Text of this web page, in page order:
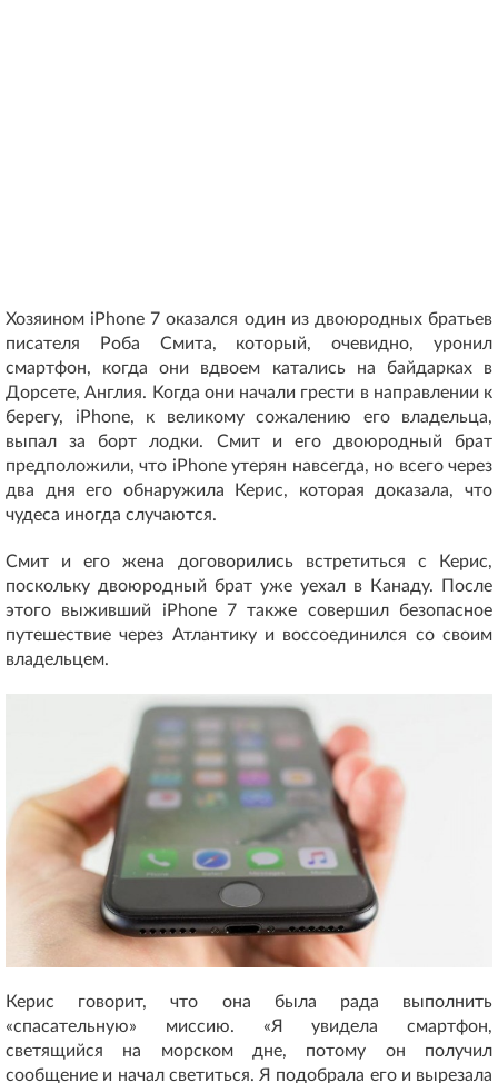
Хозяином iPhone 7 оказался один из двоюродных братьев
писателя Роба Смита, который, очевидно, уронил
смартфон, когда они вдвоем катались на байдарках в
Дорсете, Англия. Когда они начали грести в направлении к
берегу, iPhone, к великому сожалению его владельца,
выпал за борт лодки. Смит и его двоюродный брат
предположили, что iPhone утерян навсегда, но всего через
два дня его обнаружила Керис, которая доказала, что
чудеса иногда случаются.
Смит и его жена договорились встретиться с Керис,
поскольку двоюродный брат уже уехал в Канаду. После
этого выживший iPhone 7 также совершил безопасное
путешествие через Атлантику и воссоединился со своим
владельцем.
Керис говорит, что она была рада выполнить
«спасательную» миссию. «Я увидела смартфон,
светящийся на морском дне, потому он получил
сообщение и начал светиться. Я подобрала его и вырезала